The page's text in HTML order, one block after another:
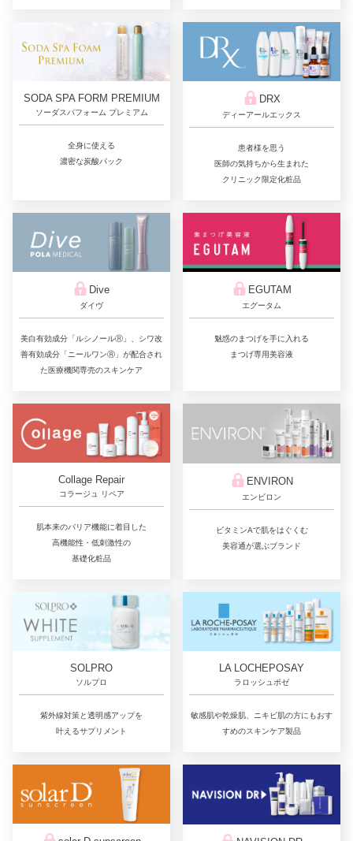
SODA SPA FORM PREMIUM
ソーダスパフォーム プレミアム
全身に使える
濃密な炭酸パック
DRX
ディーアールエックス
患者様を思う
医師の気持ちから生まれた
クリニック限定化粧品
Dive
ダイヴ
美白有効成分「ルシノールⓇ」、シワ改
善有効成分「ニールワンⓇ」が配合され
た医療機関専売のスキンケア
EGUTAM
エグータム
魅惑のまつげを手に入れる
まつげ専用美容液
Collage Repair
コラージュ リペア
肌本来のバリア機能に着目した
高機能性・低刺激性の
基礎化粧品
ENVIRON
エンビロン
ビタミンAで肌をはぐくむ
美容通が選ぶブランド
SOLPRO
ソルプロ
紫外線対策と透明感アップを
叶えるサプリメント
LA LOCHEPOSAY
ラロッシュポゼ
敏感肌や乾燥肌、ニキビ肌の方にもおす
すめのスキンケア製品